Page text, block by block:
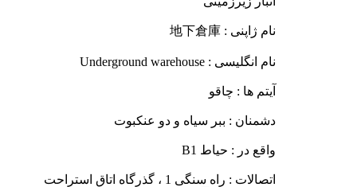
نام ژاپنی : 地下倉庫
نام انگلیسی : Underground warehouse
آیتم ها : چاقو
دشمنان : ببر سیاه و دو عنکبوت
واقع در : حیاط B1
اتصالات : راه سنگی 1 ، گذرگاه اتاق استراحت